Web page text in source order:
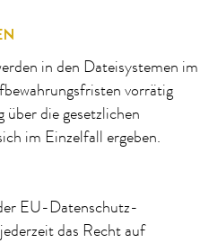
in den Dateisystemen im
vorrätig
die gesetzlichen
im Einzelfall ergeben.
EU-Datenschutz-
das Recht auf